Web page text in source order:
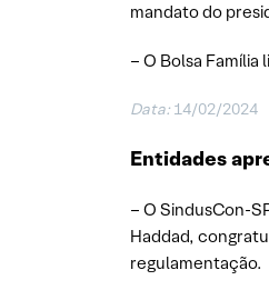
mandato do
– O Bolsa Família
Data: 14/02/2024
Entidades
– O SindusCon-
Haddad,
regulamentação.